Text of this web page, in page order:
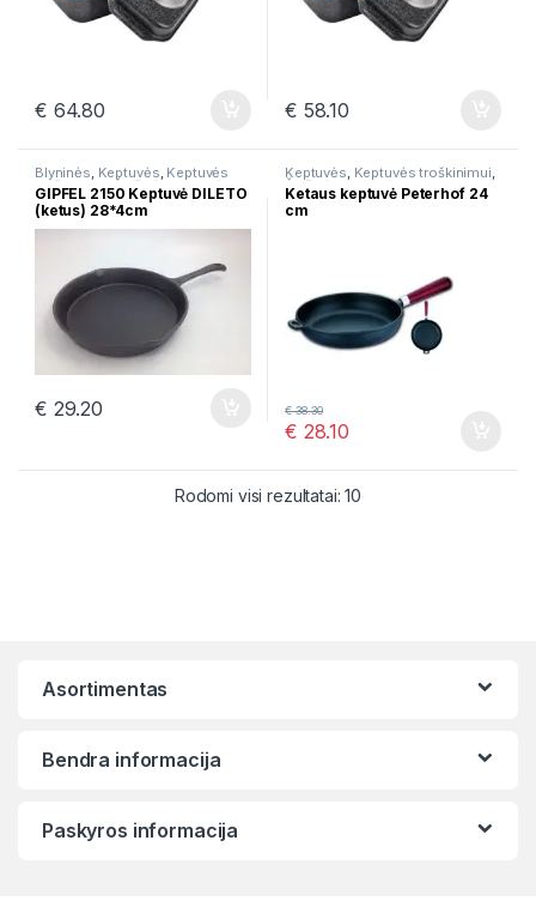
€ 64.80 € 58.10
Blyninės Keptuvės Keptuvės
troškinimui,Špižinės keptuvės
GIPFEL 2150 Keptuvė DILETO
(ketus) 28*4cm
€ 29.20
Keptuvės Keptuvės troškinimui
Špižinės keptuvės
Ketaus keptuvė Peterhof 24
cm
€ 28.10
€38.30
Rodomi visi rezultatai: 10
Asortimentas
Bendra informacija
Paskyros informacija